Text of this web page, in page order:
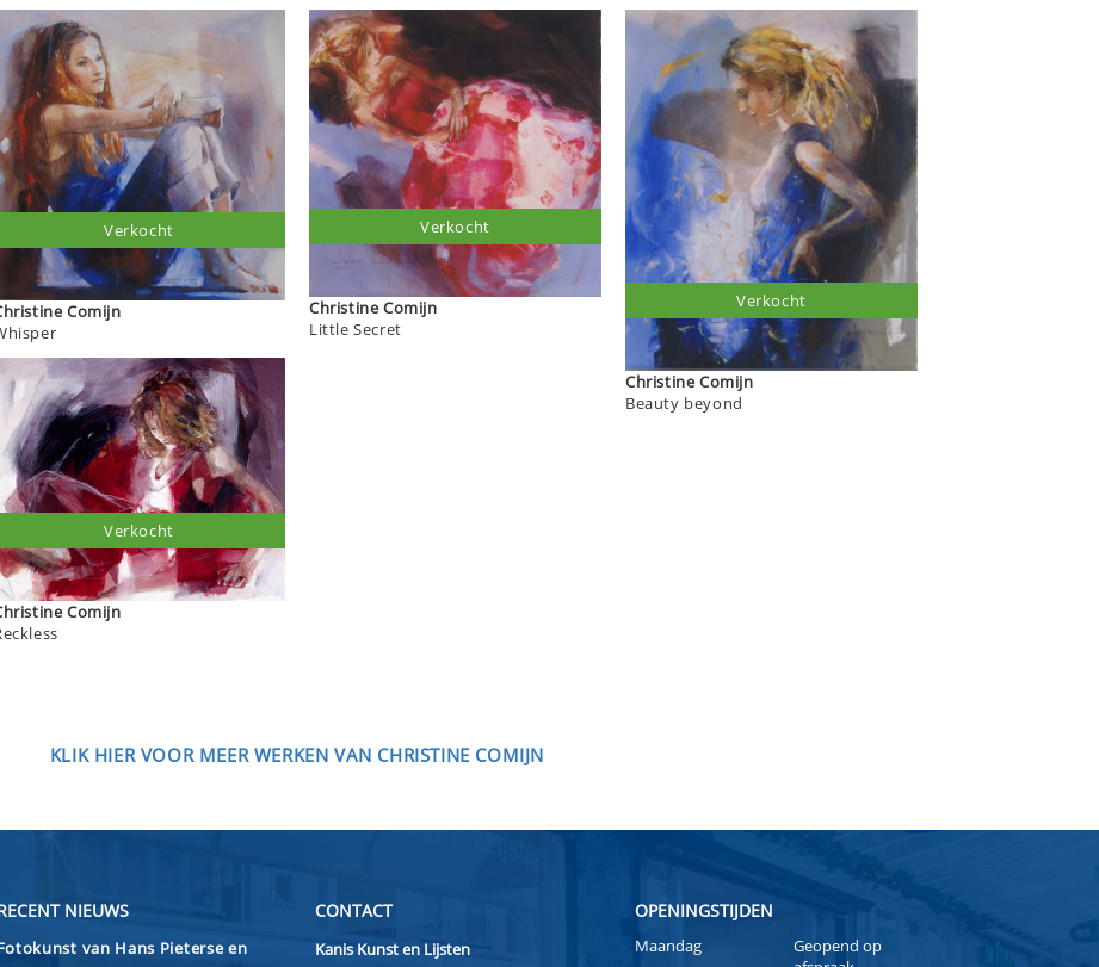
Christine Comijn
Verkocht
Christine Comijn
Verkocht
Christine Comijn
Little Secret
Verkocht
Christine Comijn
Beauty beyond
Verkocht
KLIK HIER VOOR MEER WERKEN VAN CHRISTINE COMIJN
NIEUWS
van Hans Pieterse en
CONTACT
Kanis Kunst en Lijsten
OPENINGSTIJDEN
Maandag
Geopend op